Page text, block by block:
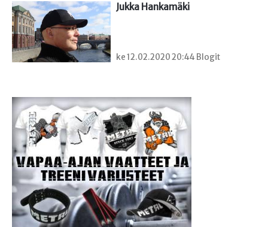
Jukka Hankamäki
ke 12.02.2020 20:44 Blogit